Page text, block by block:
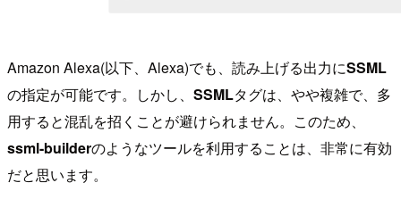
Amazon Alexa(以下、Alexa)でも、読み上げる出力にSSML
の指定が可能です。しかし、 SSMLタグは、やや複雑で、多
用すると混乱を招くことが避けられません。このため、
ssml-builderのようなツールを利用することは、非常に有効
だと思います。